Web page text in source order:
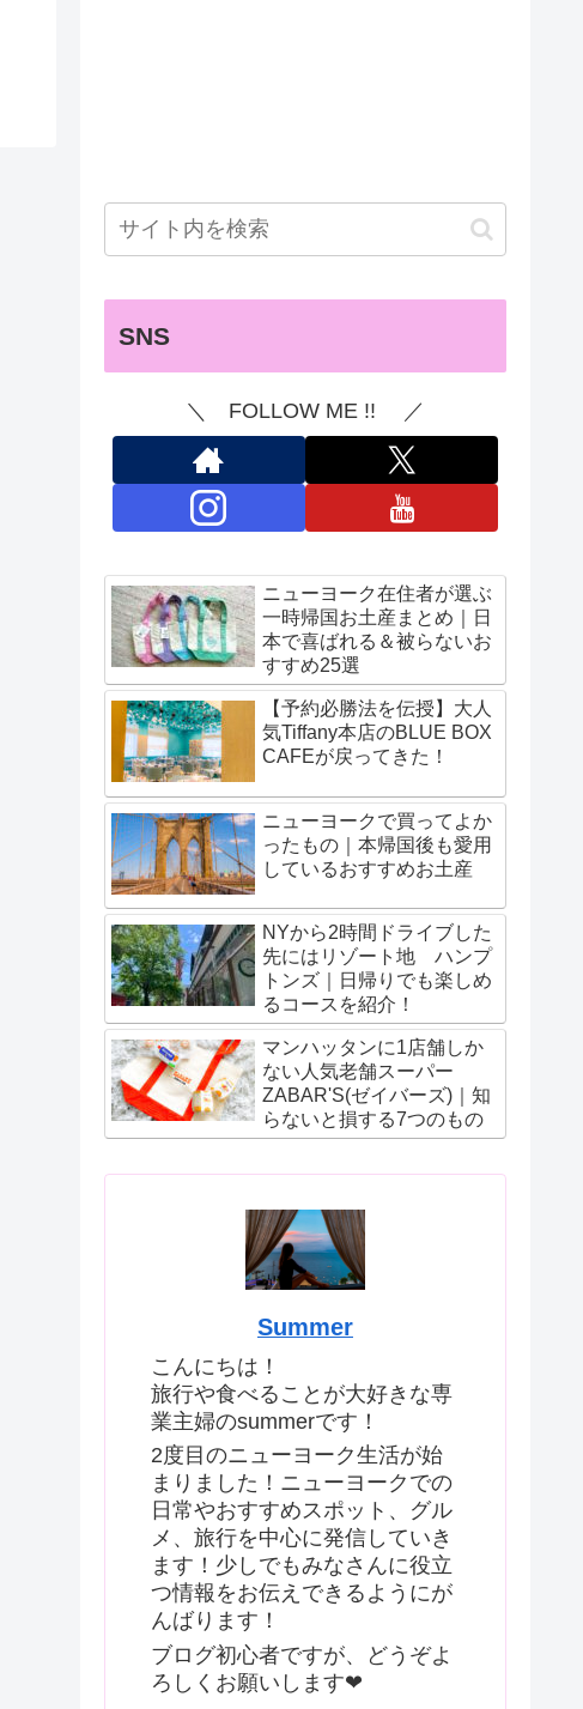
SNS
＼ FOLLOW ME !! ／
ニューヨーク在住者が選ぶ
一時帰国お土産まとめ｜日
本で喜ばれる＆被らないお
すすめ25選
【予約必勝法を伝授】大人
気Tiffany本店のBLUE BOX
CAFEが戻ってきた！
ニューヨークで買ってよか
ったもの｜本帰国後も愛用
しているおすすめお土産
NYから2時間ドライブした
先にはリゾート地 ハンプ
トンズ｜日帰りでも楽しめ
るコースを紹介！
マンハッタンに1店舗しか
ない人気老舗スーパー
ZABAR'S(ゼイバーズ)｜知
らないと損する7つのもの
Summer
こんにちは！
旅行や食べることが大好きな専
業主婦のsummerです！
2度目のニューヨーク生活が始
まりました！ニューヨークでの
日常やおすすめスポット、グル
メ、旅行を中心に発信していき
ます！少しでもみなさんに役立
つ情報をお伝えできるようにが
んばります！
ブログ初心者ですが、どうぞよ
ろしくお願いします❤︎